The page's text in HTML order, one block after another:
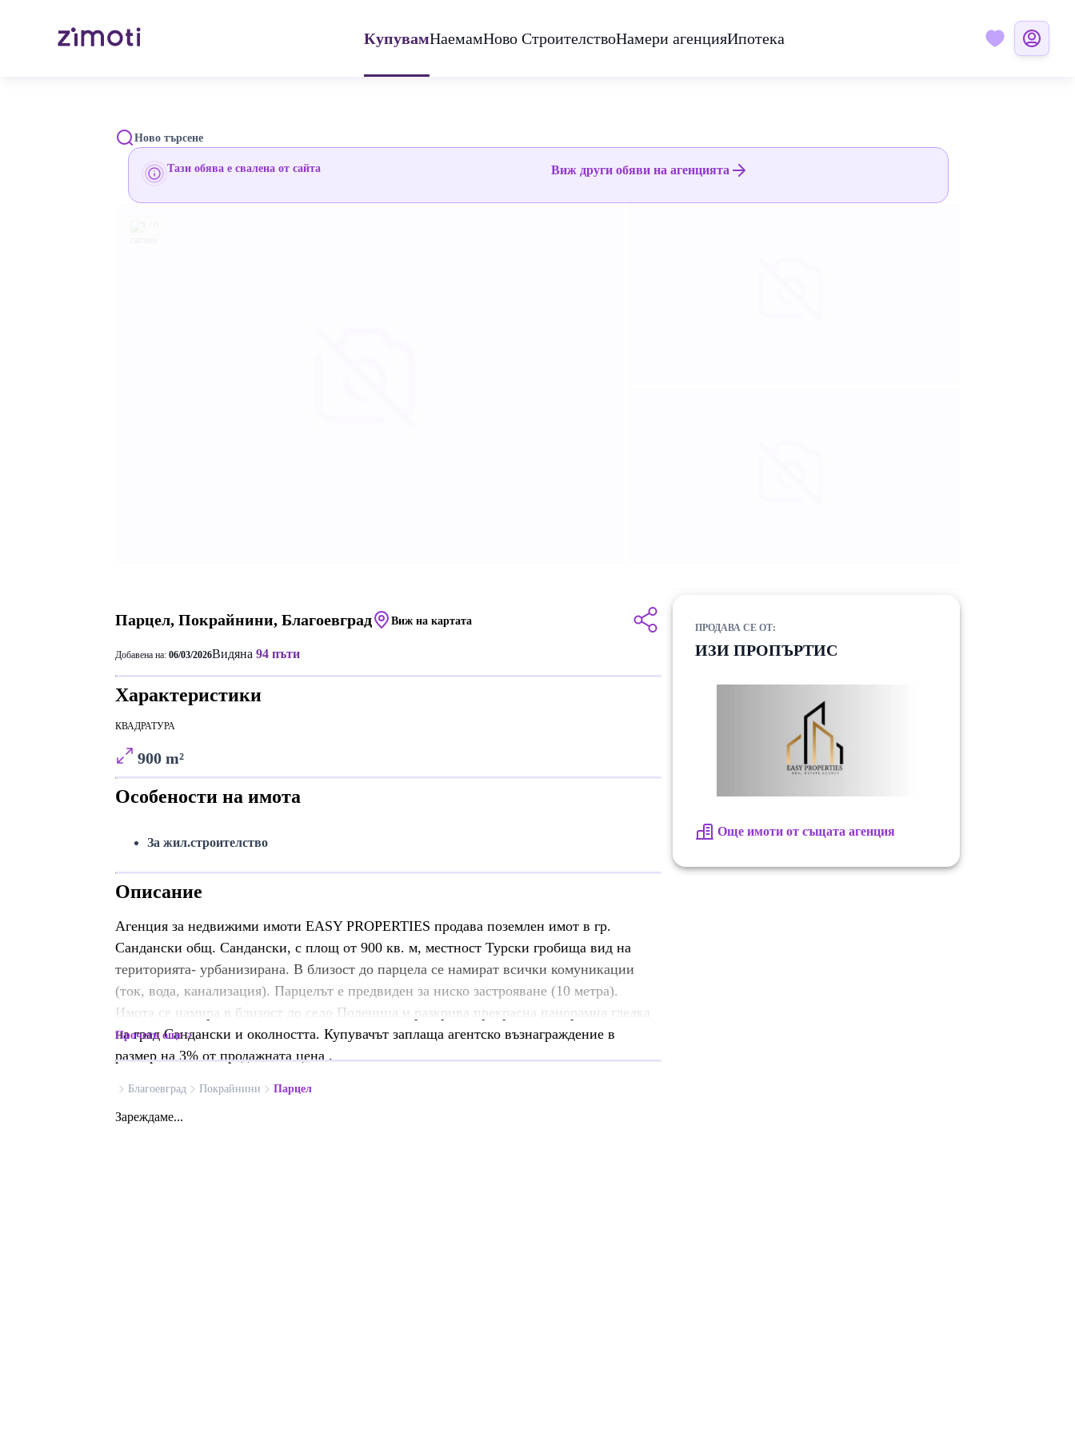
КупувамНаемамНово СтроителствоНамери агенцияИпотека
Ново търсене
Тази обява е свалена от сайта Виж други обяви на агенцията
Парцел, Покрайнини, Благоевград Виж на картата
Добавена на: 06/03/2026Видяна 94 пъти
Характеристики
КВАДРАТУРА
900 m²
Особености на имота
За жил.строителство
Описание
Агенция за недвижими имоти EASY PROPERTIES продава поземлен имот в гр.
Сандански общ. Сандански, с площ от 900 кв. м, местност Турски гробища вид на
територията- урбанизирана. В близост до парцела се намират всички комуникации
(ток, вода, канализация). Парцелът е предвиден за ниско застрояване (10 метра).
Имота се намира в близост до село Поленица и разкрива прекрасна панорамна гледка
на град Сандански и околността. Купувачът заплаща агентско възнаграждение в
размер на 3% от продажната цена .
Прочети още
ПРОДАВА СЕ ОТ:
ИЗИ ПРОПЪРТИС
Още имоти от същата агенция
Благоевград Покрайнини Парцел
Зареждаме...